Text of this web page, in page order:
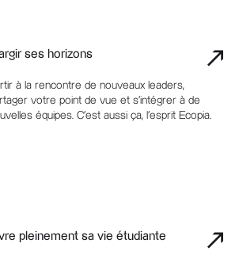
ses horizons
à la rencontre de nouveaux leaders,
votre point de vue et s’intégrer à de
équipes. C’est aussi ça, l’esprit Ecopia.
pleinement sa vie étudiante